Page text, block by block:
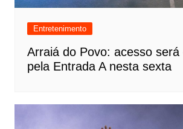
Entretenimento
Arraiá do Povo: acesso será
pela Entrada A nesta sexta